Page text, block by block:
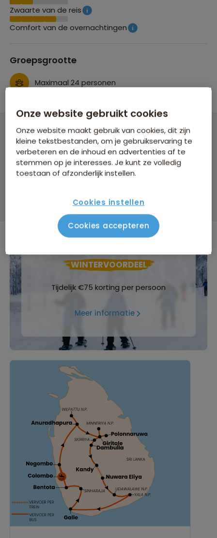
Zwaarte van de reis
Comfort van de overnachtingen
Groepsgrootte
Maximaal 24 personen
Groepsrondreis Sri Lanka Hoogtepunten
16 dagen vanaf 2.379 p.p.
Bijkomende kosten €26,25 p.p. op basis van 2 personen
Data & prijzen
WINTERVOORDEEL
Tijdelijk €75 korting per persoon
Meer informatie
Onze website gebruikt cookies
Onze website maakt gebruik van cookies, dit zijn
kleine tekstbestanden, om je gebruikservaring te
verbeteren en de inhoud en advertenties af te
stemmen op je interesses. Je kunt ze volledig
toestaan of afzonderlijk instellen.
Cookies instellen
Cookies accepteren